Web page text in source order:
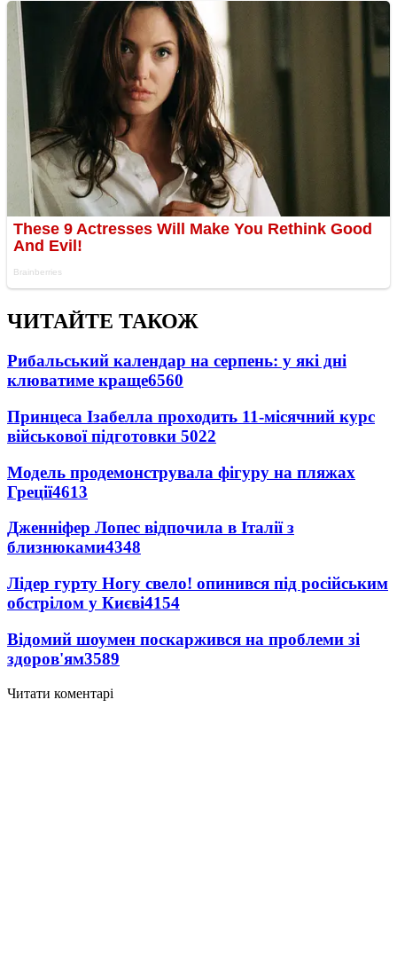
ЧИТАЙТЕ ТАКОЖ
Рибальський календар на серпень: у які дні
клюватиме краще6560
Принцеса Ізабелла проходить 11-місячний курс
військової підготовки 5022
Модель продемонструвала фігуру на пляжах
Греції4613
Дженніфер Лопес відпочила в Італії з
близнюками4348
Лідер гурту Ногу свело! опинився під російським
обстрілом у Києві4154
Відомий шоумен поскаржився на проблеми зі
здоров'ям3589
Читати коментарі